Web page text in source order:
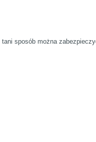
sposób można